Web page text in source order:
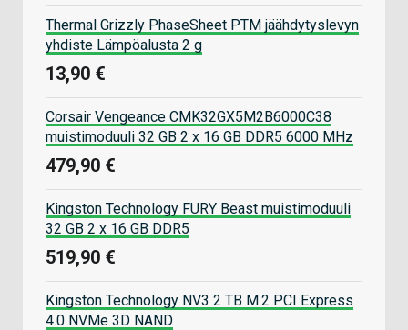
Thermal Grizzly PhaseSheet PTM jäähdytyslevyn
yhdiste Lämpöalusta 2 g
13,90 €
Corsair Vengeance CMK32GX5M2B6000C38
muistimoduuli 32 GB 2 x 16 GB DDR5 6000 MHz
479,90 €
Kingston Technology FURY Beast muistimoduuli
32 GB 2 x 16 GB DDR5
519,90 €
Kingston Technology NV3 2 TB M.2 PCI Express
4.0 NVMe 3D NAND